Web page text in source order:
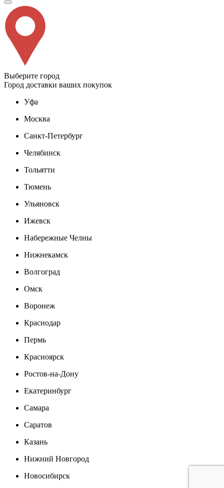
Выберите город
Город доставки ваших покупок
Уфа
Москва
Санкт-Петербург
Челябинск
Тольятти
Тюмень
Ульяновск
Ижевск
Набережные Челны
Нижнекамск
Волгоград
Омск
Воронеж
Краснодар
Пермь
Красноярск
Ростов-на-Дону
Екатеринбург
Самара
Саратов
Казань
Нижний Новгород
Новосибирск